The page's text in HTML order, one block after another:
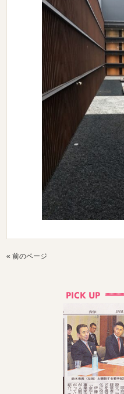
« 前のページ